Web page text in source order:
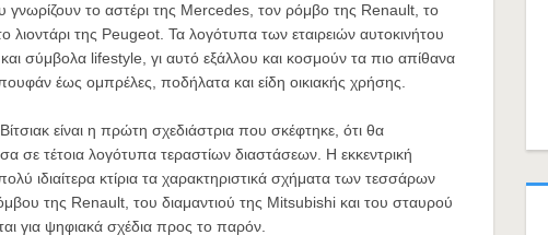
γνωρίζουν το αστέρι της Mercedes, τον ρόμβο της Renault, το
λιοντάρι της Peugeot. Τα λογότυπα των εταιρειών αυτοκινήτου
σύμβολα lifestyle, γι αυτό εξάλλου και κοσμούν τα πιο απίθανα
έως ομπρέλες, ποδήλατα και είδη οικιακής χρήσης.
είναι η πρώτη σχεδιάστρια που σκέφτηκε, ότι θα
σε τέτοια λογότυπα τεραστίων διαστάσεων. Η εκκεντρική
ιδιαίτερα κτίρια τα χαρακτηριστικά σχήματα των τεσσάρων
της Renault, του διαμαντιού της Mitsubishi και του σταυρού
για ψηφιακά σχέδια προς το παρόν.